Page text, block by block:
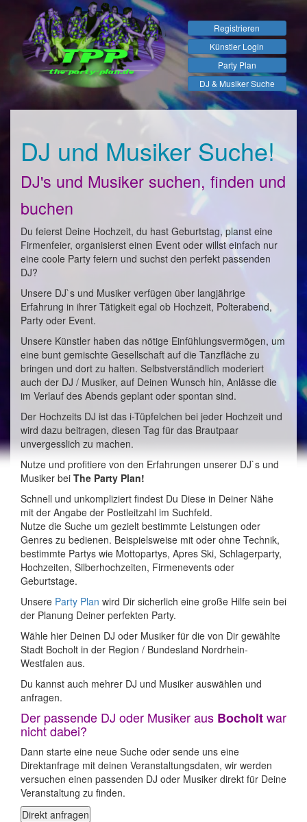
Registrieren
Künstler Login
Party Plan
DJ & Musiker Suche
DJ und Musiker Suche!
DJ's und Musiker suchen, finden und
buchen
Du feierst Deine Hochzeit, du hast Geburtstag, planst eine
Firmenfeier, organisierst einen Event oder willst einfach nur
eine coole Party feiern und suchst den perfekt passenden
DJ?
Unsere DJ`s und Musiker verfügen über langjährige
Erfahrung in ihrer Tätigkeit egal ob Hochzeit, Polterabend,
Party oder Event.
Unsere Künstler haben das nötige Einfühlungsvermögen, um
eine bunt gemischte Gesellschaft auf die Tanzfläche zu
bringen und dort zu halten. Selbstverständlich moderiert
auch der DJ / Musiker, auf Deinen Wunsch hin, Anlässe die
im Verlauf des Abends geplant oder spontan sind.
Der Hochzeits DJ ist das i-Tüpfelchen bei jeder Hochzeit und
wird dazu beitragen, diesen Tag für das Brautpaar
unvergesslich zu machen.
Nutze und profitiere von den Erfahrungen unserer DJ`s und
Musiker bei The Party Plan!
Schnell und unkompliziert findest Du Diese in Deiner Nähe
mit der Angabe der Postleitzahl im Suchfeld.
Nutze die Suche um gezielt bestimmte Leistungen oder
Genres zu bedienen. Beispielsweise mit oder ohne Technik,
bestimmte Partys wie Mottopartys, Apres Ski, Schlagerparty,
Hochzeiten, Silberhochzeiten, Firmenevents oder
Geburtstage.
Unsere Party Plan wird Dir sicherlich eine große Hilfe sein bei
der Planung Deiner perfekten Party.
Wähle hier Deinen DJ oder Musiker für die von Dir gewählte
Stadt Bocholt in der Region / Bundesland Nordrhein-
Westfalen aus.
Du kannst auch mehrer DJ und Musiker auswählen und
anfragen.
Der passende DJ oder Musiker aus Bocholtwar
nicht dabei?
Dann starte eine neue Suche oder sende uns eine
Direktanfrage mit deinen Veranstaltungsdaten, wir werden
versuchen einen passenden DJ oder Musiker direkt für Deine
Veranstaltung zu finden.
Direkt anfragen